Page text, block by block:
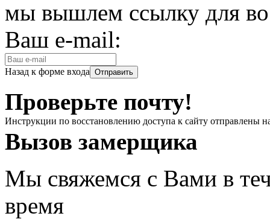
мы вышлем ссылку для
Ваш e-mail:
Назад к форме входа
Проверьте почту!
Инструкции по восстановлению доступа к сайту отправлены
Вызов замерщика
Мы свяжемся с Вами в
время